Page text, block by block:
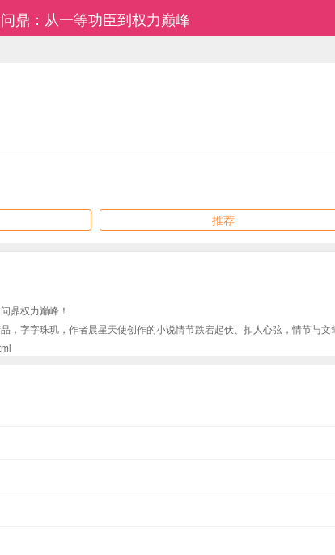
问鼎：从一等功臣到权力巅峰
推荐
鼎权力巅峰！
，字字珠玑，作者晨星天使创作的小说情节跌宕起伏、扣人心弦，情节与文